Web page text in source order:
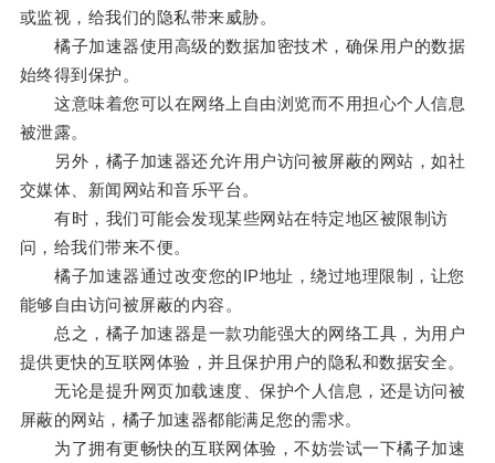
或监视，给我们的隐私带来威胁。
橘子加速器使用高级的数据加密技术，确保用户的数据
始终得到保护。
这意味着您可以在网络上自由浏览而不用担心个人信息
被泄露。
另外，橘子加速器还允许用户访问被屏蔽的网站，如社
交媒体、新闻网站和音乐平台。
有时，我们可能会发现某些网站在特定地区被限制访
问，给我们带来不便。
橘子加速器通过改变您的IP地址，绕过地理限制，让您
能够自由访问被屏蔽的内容。
总之，橘子加速器是一款功能强大的网络工具，为用户
提供更快的互联网体验，并且保护用户的隐私和数据安全。
无论是提升网页加载速度、保护个人信息，还是访问被
屏蔽的网站，橘子加速器都能满足您的需求。
为了拥有更畅快的互联网体验，不妨尝试一下橘子加速